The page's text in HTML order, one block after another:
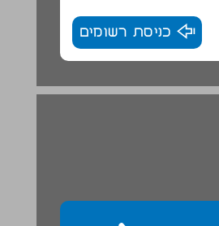
כניסת רשומים